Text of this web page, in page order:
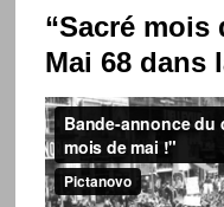
“Sacré mois
Mai 68 dans